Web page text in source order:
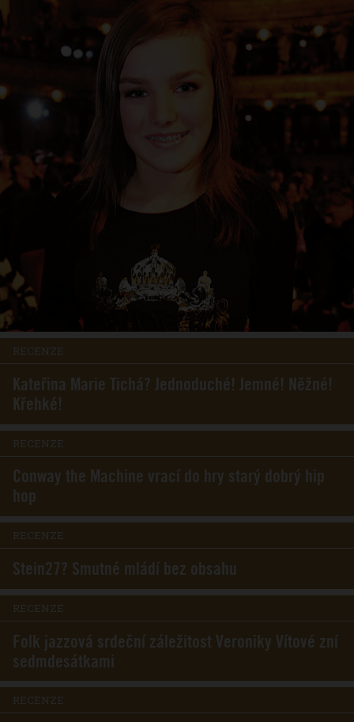
RECENZE
Kateřina Marie Tichá? Jednoduché! Jemné! Něžné!
Křehké!
RECENZE
Conway the Machine vrací do hry starý dobrý hip
hop
RECENZE
Stein27? Smutné mládí bez obsahu
RECENZE
Folk jazzová srdeční záležitost Veroniky Vítové zní
sedmdesátkami
RECENZE